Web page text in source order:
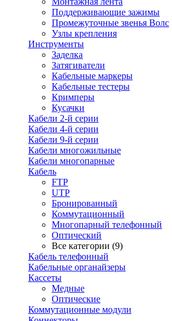
Поддерживающие зажимы
Промежуточные звенья Волс
Узлы крепления
Инструменты
Заделка
Затягиватели
Кабельные маркеры
Кабельные тестеры
Кримперы
Кусачки
Кабели 2-й серии
Кабели 4-й серии
Кабели 9-й серии
Кабели многожильные
Кабели многопарные
Кабель
FTP
UTP
Бронированный
Коммутационный
Многопарный телефонный
Оптический
Все категории (9)
Кабель телефонный
Кабельные органайзеры
Кассеты
Медные
Оптические
Коммутационные модули